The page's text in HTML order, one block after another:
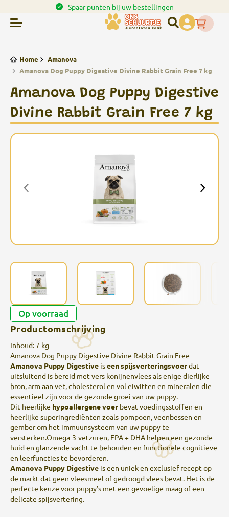
Spaar punten bij uw bestellingen
Home
Amanova
Amanova Dog Puppy Digestive Divine Rabbit Grain Free 7 kg
Amanova Dog Puppy Digestive
Divine Rabbit Grain Free 7 kg
Op voorraad
Productomschrijving
Inhoud: 7 kg
Amanova Dog Puppy Digestive Divine Rabbit Grain Free
Amanova Puppy Digestive iseen spijsverteringsvoerdat
uitsluitend is bereid met vers konijnenvlees als enige dierlijke
bron, arm aan vet, cholesterol en vol eiwitten en mineralen die
essentieel zijn voor de gezonde groei van uw puppy.
Dit heerlijke hypoallergene voer bevat voedingsstoffen en
heerlijke superingrediënten zoals pompoen, veenbessen en
gember om het immuunsysteem van uw puppy te
versterken.Omega-3-vetzuren, EPA + DHA helpen een gezonde
huid en glanzende vacht te behouden en functionele cognitieve
en leerfuncties te bevorderen.
Amanova Puppy Digestive is een uniek en exclusief recept op
de markt dat geen vleesmeel of gedroogd vlees bevat. Het is de
perfecte keuze voor puppy’s met een gevoelige maag of een
delicate spijsvertering.